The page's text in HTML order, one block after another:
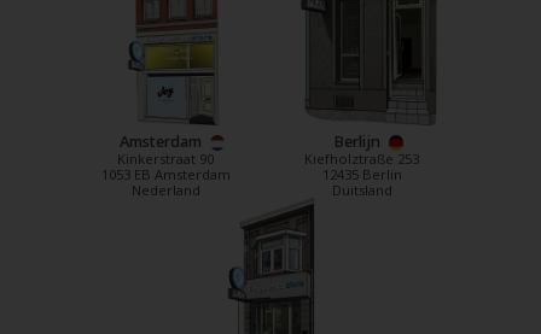
Amsterdam
Kinkerstraat 90
1053 EB Amsterdam
Nederland
Berlijn
Kiefholztraße 253
12435 Berlin
Duitsland